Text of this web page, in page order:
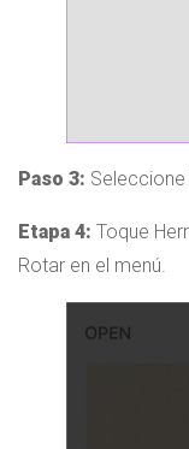
Paso 3:
Etapa 4: Toque
Rotar en el menú.